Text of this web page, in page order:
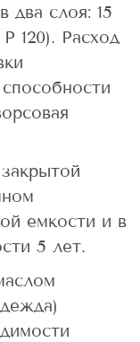
два слоя: 15
120). Расход
емкости и в
5 лет.